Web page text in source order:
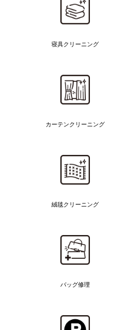
寝具クリーニング
カーテンクリーニング
絨毯クリーニング
バッグ修理